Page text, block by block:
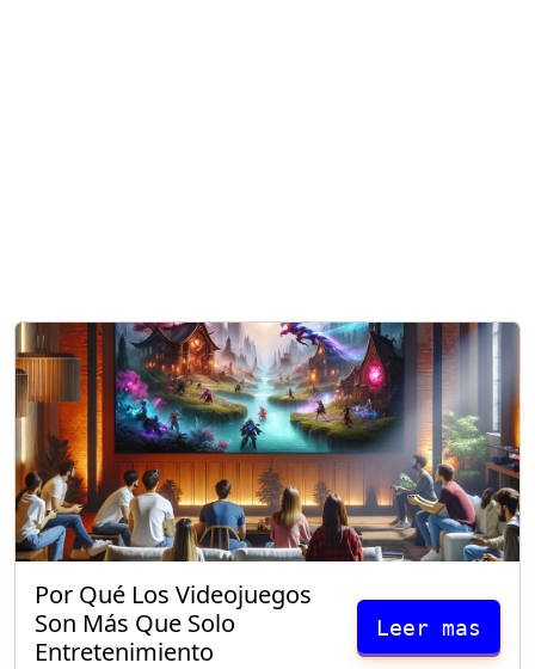
Por Qué Los Videojuegos
Son Más Que Solo
Entretenimiento
Leer mas